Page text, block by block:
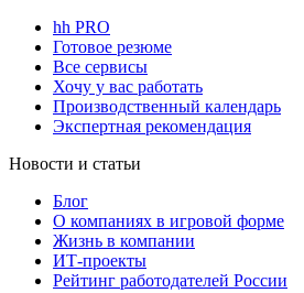
hh PRO
Готовое резюме
Все сервисы
Хочу у вас работать
Производственный календарь
Экспертная рекомендация
Новости и статьи
Блог
О компаниях в игровой форме
Жизнь в компании
ИТ-проекты
Рейтинг работодателей России